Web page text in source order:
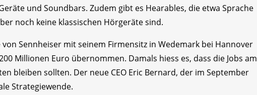
und Soundbars. Zudem gibt es Hearables, die etwa Sprache
noch keine klassischen Hörgeräte sind.
Sennheiser mit seinem Firmensitz in Wedemark bei Hannover
Millionen Euro übernommen. Damals hiess es, dass die Jobs am
bleiben sollten. Der neue CEO Eric Bernard, der im September
Strategiewende.